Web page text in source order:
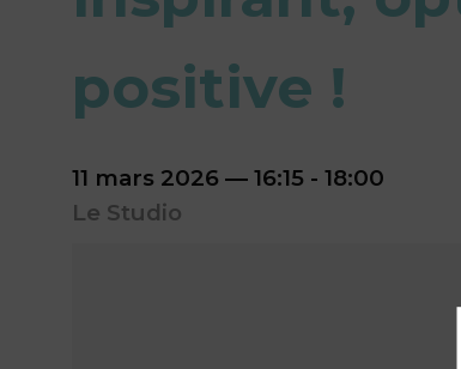
positive !
11 mars 2026 — 16:15 - 18:00
Le Studio